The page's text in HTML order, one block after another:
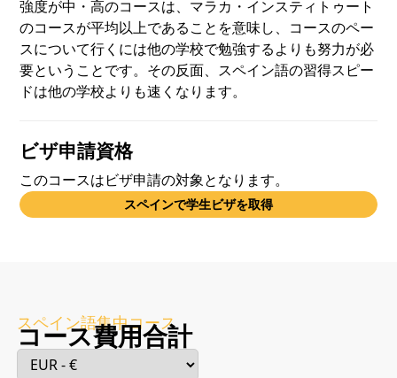
強度が中・高のコースは、マラカ・インスティトゥート
のコースが平均以上であることを意味し、コースのペー
スについて行くには他の学校で勉強するよりも努力が必
要ということです。その反面、スペイン語の習得スピー
ドは他の学校よりも速くなります。
ビザ申請資格
このコースはビザ申請の対象となります。
スペインで学生ビザを取得
スペイン語集中コース
コース費用合計